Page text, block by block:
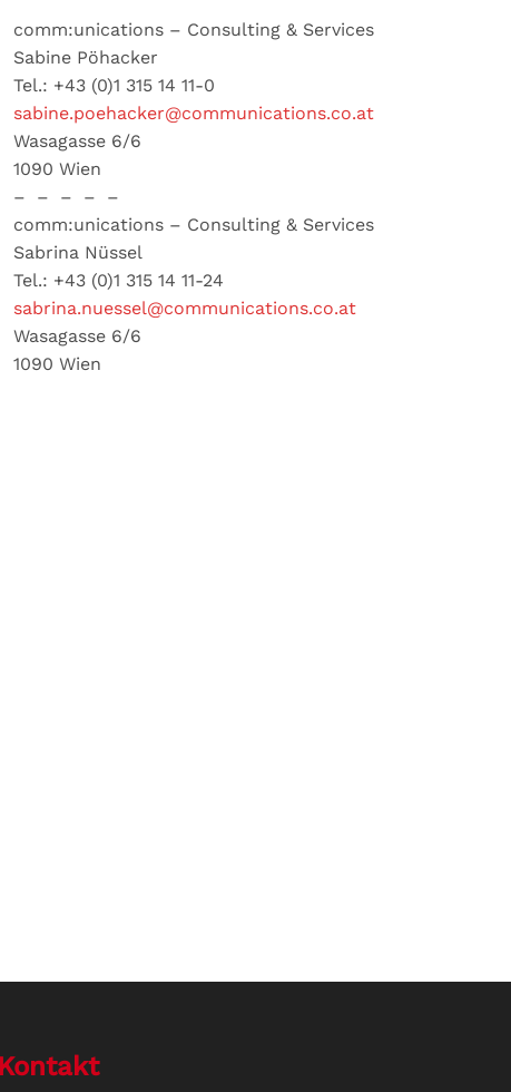
comm:unications – Consulting & Services
Sabine Pöhacker
Tel.: +43 (0)1 315 14 11-0
sabine.poehacker@communications.co.at
Wasagasse 6/6
1090 Wien
– – – – –
comm:unications – Consulting & Services
Sabrina Nüssel
Tel.: +43 (0)1 315 14 11-24
sabrina.nuessel@communications.co.at
Wasagasse 6/6
1090 Wien
Kontakt